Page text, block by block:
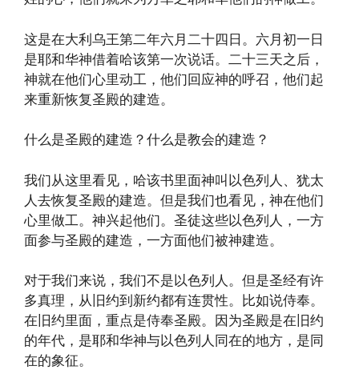
这是在大利乌王第二年六月二十四日。六月初一日
是耶和华神借着哈该第一次说话。二十三天之后，
神就在他们心里动工，他们回应神的呼召，他们起
来重新恢复圣殿的建造。
什么是圣殿的建造？什么是教会的建造？
我们从这里看见，哈该书里面神叫以色列人、犹太
人去恢复圣殿的建造。但是我们也看见，神在他们
心里做工。神兴起他们。圣徒这些以色列人，一方
面参与圣殿的建造，一方面他们被神建造。
对于我们来说，我们不是以色列人。但是圣经有许
多真理，从旧约到新约都有连贯性。比如说侍奉。
在旧约里面，重点是侍奉圣殿。因为圣殿是在旧约
的年代，是耶和华神与以色列人同在的地方，是同
在的象征。